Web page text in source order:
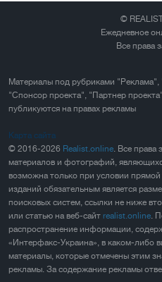
©
Ежедневное
Все права
Материалы под рубриками
"Спонсор проекта", "Партнер
публикуются на правах рекламы
Карта сайта
© 2016-2026 Realist.online. Все права
материалов и фотографий,
возможна только при условии
изданий обязательным является
поисковых систем, ссылки не ниже
или статью на веб-сайт realist.online.
распространение информации,
«Интерфакс-Украина», в каком-либо
материалы, которые отмечены этим
рекламы. За содержание рекламы